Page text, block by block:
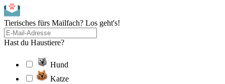
Tierisches fürs Mailfach? Los geht's!
Hast du Haustiere?
Hund
Katze